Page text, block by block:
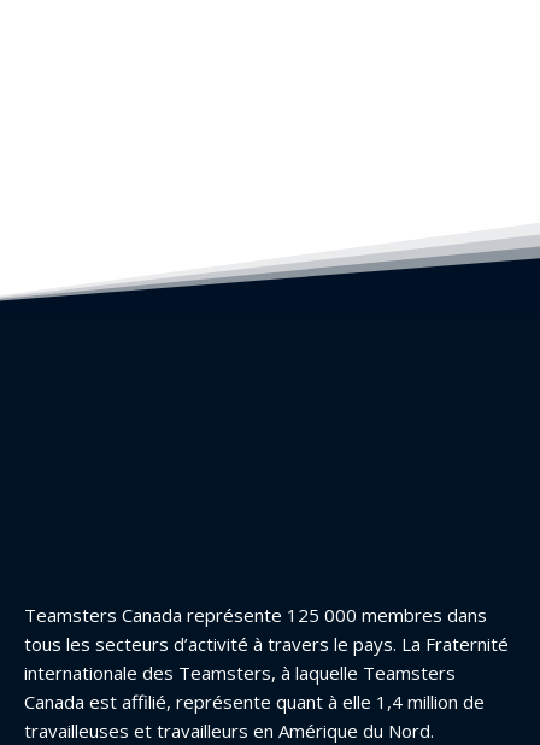
Teamsters Canada représente 125 000 membres dans
tous les secteurs d’activité à travers le pays. La Fraternité
internationale des Teamsters, à laquelle Teamsters
Canada est affilié, représente quant à elle 1,4 million de
travailleuses et travailleurs en Amérique du Nord.